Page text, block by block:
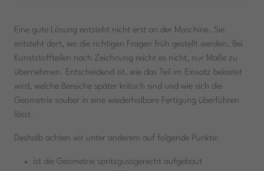
Eine gute Lösung entsteht nicht erst an der Maschine. Sie
entsteht dort, wo die richtigen Fragen früh gestellt werden. Bei
Kunststoffteilen nach Zeichnung reicht es nicht, nur Maße zu
übernehmen. Entscheidend ist, wie das Teil im Einsatz belastet
wird, welche Bereiche später kritisch sind und wie sich die
Geometrie sauber in eine wiederholbare Fertigung überführen
lässt.
Deshalb achten wir unter anderem auf folgende Punkte:
ist die Geometrie spritzgussgerecht aufgebaut